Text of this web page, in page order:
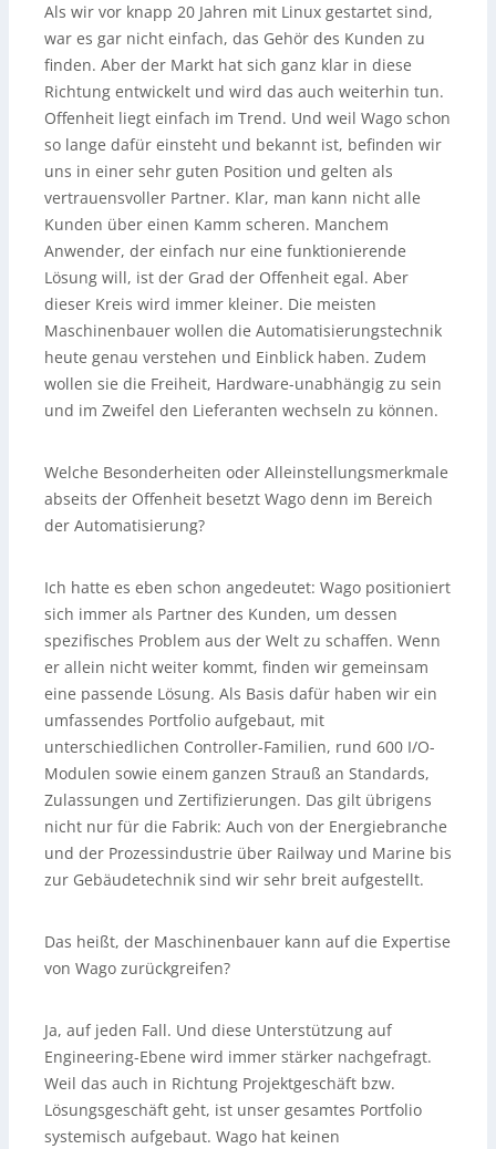
Als wir vor knapp 20 Jahren mit Linux gestartet sind,
war es gar nicht einfach, das Gehör des Kunden zu
finden. Aber der Markt hat sich ganz klar in diese
Richtung entwickelt und wird das auch weiterhin tun.
Offenheit liegt einfach im Trend. Und weil Wago schon
so lange dafür einsteht und bekannt ist, befinden wir
uns in einer sehr guten Position und gelten als
vertrauensvoller Partner. Klar, man kann nicht alle
Kunden über einen Kamm scheren. Manchem
Anwender, der einfach nur eine funktionierende
Lösung will, ist der Grad der Offenheit egal. Aber
dieser Kreis wird immer kleiner. Die meisten
Maschinenbauer wollen die Automatisierungstechnik
heute genau verstehen und Einblick haben. Zudem
wollen sie die Freiheit, Hardware-unabhängig zu sein
und im Zweifel den Lieferanten wechseln zu können.
Welche Besonderheiten oder Alleinstellungsmerkmale
abseits der Offenheit besetzt Wago denn im Bereich
der Automatisierung?
Ich hatte es eben schon angedeutet: Wago positioniert
sich immer als Partner des Kunden, um dessen
spezifisches Problem aus der Welt zu schaffen. Wenn
er allein nicht weiter kommt, finden wir gemeinsam
eine passende Lösung. Als Basis dafür haben wir ein
umfassendes Portfolio aufgebaut, mit
unterschiedlichen Controller-Familien, rund 600 I/O-
Modulen sowie einem ganzen Strauß an Standards,
Zulassungen und Zertifizierungen. Das gilt übrigens
nicht nur für die Fabrik: Auch von der Energiebranche
und der Prozessindustrie über Railway und Marine bis
zur Gebäudetechnik sind wir sehr breit aufgestellt.
Das heißt, der Maschinenbauer kann auf die Expertise
von Wago zurückgreifen?
Ja, auf jeden Fall. Und diese Unterstützung auf
Engineering-Ebene wird immer stärker nachgefragt.
Weil das auch in Richtung Projektgeschäft bzw.
Lösungsgeschäft geht, ist unser gesamtes Portfolio
systemisch aufgebaut. Wago hat keinen